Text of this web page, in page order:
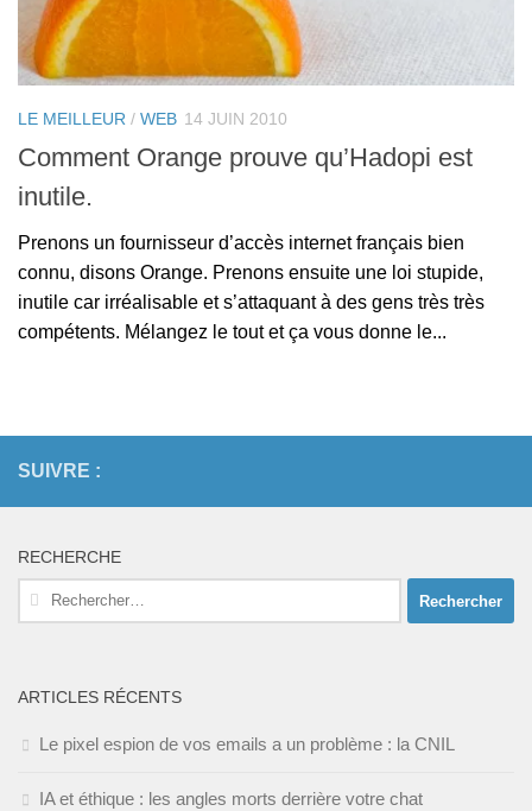
LE MEILLEUR / WEB 14 JUIN 2010
Comment Orange prouve qu’Hadopi est
inutile.
Prenons un fournisseur d’accès internet français bien
connu, disons Orange. Prenons ensuite une loi stupide,
inutile car irréalisable et s’attaquant à des gens très très
compétents. Mélangez le tout et ça vous donne le...
SUIVRE :
RECHERCHE
Rechercher :
ARTICLES RÉCENTS
Le pixel espion de vos emails a un problème : la CNIL
IA et éthique : les angles morts derrière votre chat